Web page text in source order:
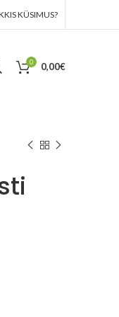
KÜSIMUS?
0 0,00€